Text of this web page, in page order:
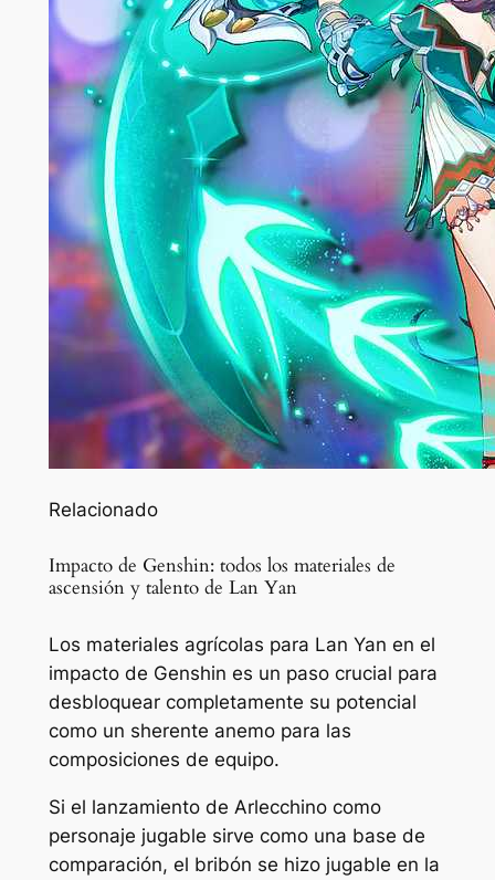
Relacionado
Impacto de Genshin: todos los materiales de
ascensión y talento de Lan Yan
Los materiales agrícolas para Lan Yan en el
impacto de Genshin es un paso crucial para
desbloquear completamente su potencial
como un sherente anemo para las
composiciones de equipo.
Si el lanzamiento de Arlecchino como
personaje jugable sirve como una base de
comparación, el bribón se hizo jugable en la